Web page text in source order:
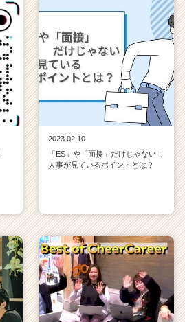
2023.02.10
「ES」や「面接」だけじゃない！
人事が見ているポイントとは？